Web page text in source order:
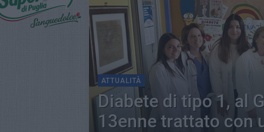
ATTUALITÀ
Diabete di tipo 1, al
13enne trattato con